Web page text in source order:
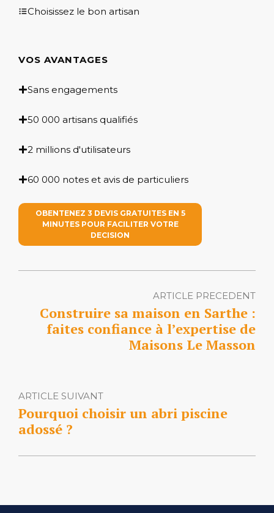
Choisissez le bon artisan
VOS AVANTAGES
Sans engagements
50 000 artisans qualifiés
2 millions d'utilisateurs
60 000 notes et avis de particuliers
OBENTENEZ 3 DEVIS GRATUITES EN 5
MINUTES POUR FACILITER VOTRE
DECISION
ARTICLE PRECEDENT
Construire sa maison en Sarthe :
faites confiance à l’expertise de
Maisons Le Masson
ARTICLE SUIVANT
Pourquoi choisir un abri piscine
adossé ?